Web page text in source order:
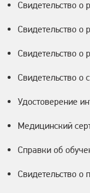
Свидетельство о
Свидетельство о
Свидетельство
Свидетельство о
Удостоверение
Медицинский
Справки об
Свидетельство